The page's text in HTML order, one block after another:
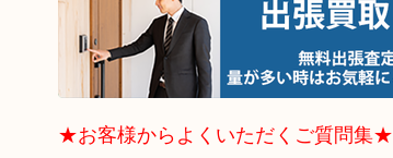
★お客様からよくいただくご質問集★